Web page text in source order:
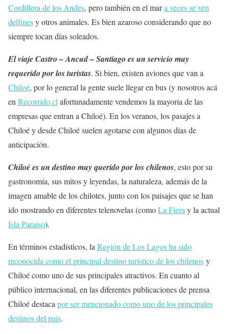
Cordillera de los Andes, pero también en el mara veces se ven
delfinesy otros animales. Es bien azaroso considerando que no
siempre tocan días soleados.
El viaje Castro – Ancud – Santiago es un servicio muy
requerido por los turistas. Si bien, existen aviones que van a
Chiloé, por lo general la gente suele llegar en bus (y nosotros acá
enRecorrido.clafortunadamente vendemos la mayoría de las
empresas que entran a Chiloé). En los veranos, los pasajes a
Chiloé y desde Chiloé suelen agotarse con algunos días de
anticipación.
Chiloé es un destino muy querido por los chilenos, esto por su
gastronomía, sus mitos y leyendas, la naturaleza, además de la
imagen amable de los chilotes, junto con los paisajes que se han
ido mostrando en diferentes telenovelas (comoLa Fieray la actual
Isla Paraíso).
En términos estadísticos, laRegión de Los Lagos ha sido
reconocida como el principal destino turístico de los chilenos y
Chiloé como uno de sus principales atractivos. En cuanto al
público internacional, en las diferentes publicaciones de prensa
Chiloé destacapor ser mencionado como uno de los principales
destinos del país.